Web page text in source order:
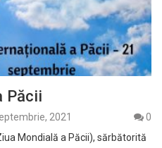
Păcii
2021
0
Mondială a Păcii), sărbătorită